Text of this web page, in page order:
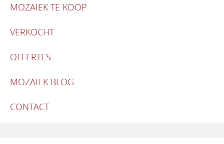
MOZAIEK TE KOOP
VERKOCHT
OFFERTES
MOZAIEK BLOG
CONTACT